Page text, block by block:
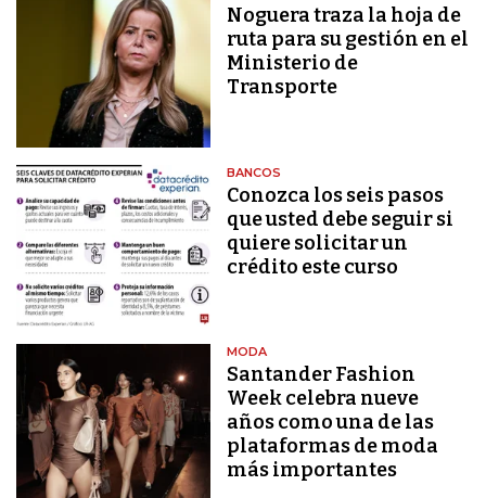
Noguera traza la hoja de
ruta para su gestión en el
Ministerio de
Transporte
BANCOS
Conozca los seis pasos
que usted debe seguir si
quiere solicitar un
crédito este curso
MODA
Santander Fashion
Week celebra nueve
años como una de las
plataformas de moda
más importantes